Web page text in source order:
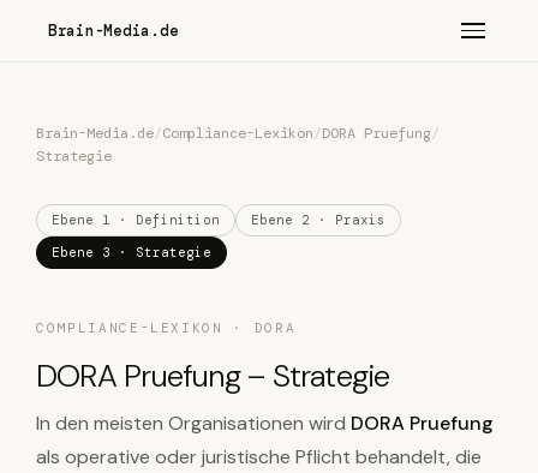
Brain-Media.de
Brain-Media.de/Compliance-Lexikon/DORA Pruefung/
Strategie
Ebene 1 · Definition
Ebene 2 · Praxis
Ebene 3 · Strategie
COMPLIANCE-LEXIKON · DORA
DORA Pruefung – Strategie
In den meisten Organisationen wird DORA Pruefung
als operative oder juristische Pflicht behandelt, die